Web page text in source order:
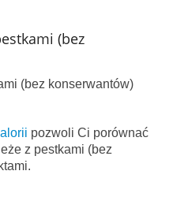
(bez
(bez konserwantów)
pozwoli Ci porównać
z pestkami (bez